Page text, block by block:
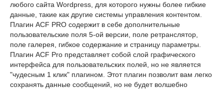
любого сайта Wordpress, для которого нужны более гибкие
данные, такие как другие системы управления контентом.
Плагин ACF PRO содержит в себе дополнительные
пользовательские поля 5-ой версии, поле ретранслятор,
поле галерея, гибкое содержание и страницу параметры.
Плагин ACF Pro представляет собой слой графического
интерфейса для пользовательских полей, но не является
"чудесным 1 клик" плагином. Этот плагин позволит вам легко
сохранять данные сообщений, но не будет волшебно